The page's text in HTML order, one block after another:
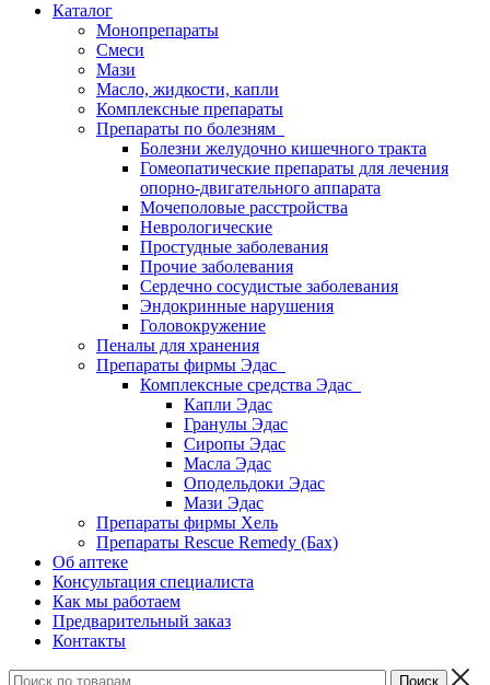
Каталог
Монопрепараты
Смеси
Мази
Масло, жидкости, капли
Комплексные препараты
Препараты по болезням
Болезни желудочно кишечного тракта
Гомеопатические препараты для лечения
опорно-двигательного аппарата
Мочеполовые расстройства
Неврологические
Простудные заболевания
Прочие заболевания
Сердечно сосудистые заболевания
Эндокринные нарушения
Головокружение
Пеналы для хранения
Препараты фирмы Эдас
Комплексные средства Эдас
Капли Эдас
Гранулы Эдас
Сиропы Эдас
Масла Эдас
Оподельдоки Эдас
Мази Эдас
Препараты фирмы Хель
Препараты Rescue Remedy (Бах)
Об аптеке
Консультация специалиста
Как мы работаем
Предварительный заказ
Контакты